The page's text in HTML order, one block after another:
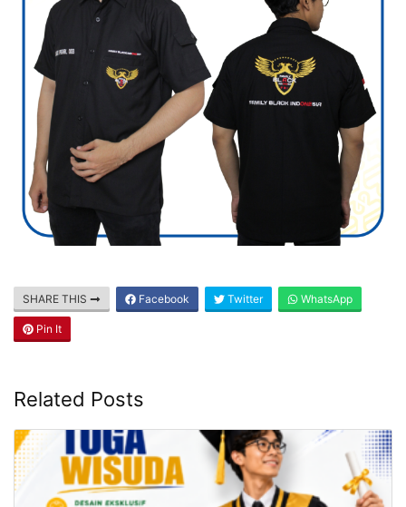
SHARE THIS Facebook Twitter WhatsApp
Pin It
Related Posts